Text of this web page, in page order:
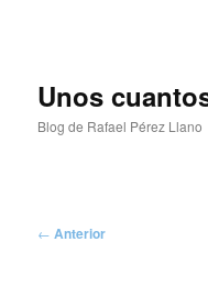
Unos
Blog de Rafael Pérez Llano
Navegación
← Anterior